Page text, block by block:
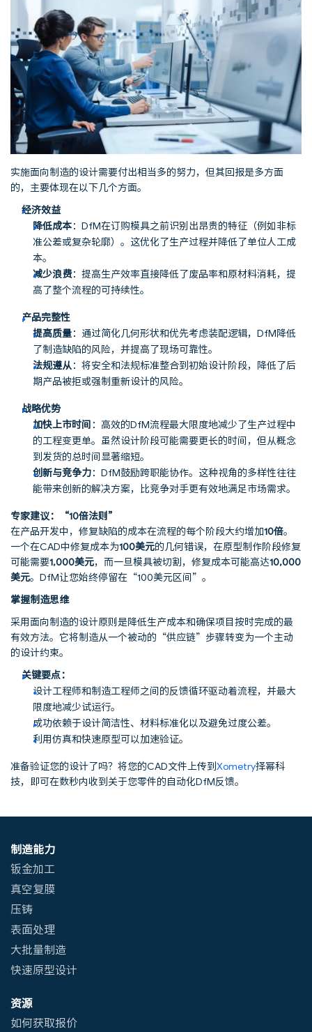
实施面向制造的设计需要付出相当多的努力，但其回报是多方面
的，主要体现在以下几个方面。
经济效益
降低成本：DfM在订购模具之前识别出昂贵的特征（例如非标
准公差或复杂轮廓）。这优化了生产过程并降低了单位人工成
本。
减少浪费：提高生产效率直接降低了废品率和原材料消耗，提
高了整个流程的可持续性。
产品完整性
提高质量：通过简化几何形状和优先考虑装配逻辑，DfM降低
了制造缺陷的风险，并提高了现场可靠性。
法规遵从：将安全和法规标准整合到初始设计阶段，降低了后
期产品被拒或强制重新设计的风险。
战略优势
加快上市时间 ：高效的DfM流程最大限度地减少了生产过程中
的工程变更单。虽然设计阶段可能需要更长的时间，但从概念
到发货的总时间显著缩短。
创新与竞争力：DfM鼓励跨职能协作。这种视角的多样性往往
能带来创新的解决方案，比竞争对手更有效地满足市场需求。
专家建议：“10倍法则”
在产品开发中，修复缺陷的成本在流程的每个阶段大约增加10倍。
一个在CAD中修复成本为100美元的几何错误，在原型制作阶段修复
可能需要1,000美元，而一旦模具被切割，修复成本可能高达10,000
美元。DfM让您始终停留在“100美元区间”。
掌握制造思维
采用面向制造的设计原则是降低生产成本和确保项目按时完成的最
有效方法。它将制造从一个被动的“供应链”步骤转变为一个主动
的设计约束。
关键要点：
设计工程师和制造工程师之间的反馈循环驱动着流程，并最大
限度地减少试运行。
成功依赖于设计简洁性、材料标准化以及避免过度公差。
利用仿真和快速原型可以加速验证。
准备验证您的设计了吗？将您的CAD文件上传到Xometry择幂科
技，即可在数秒内收到关于您零件的自动化DfM反馈。
制造能力
钣金加工
真空复膜
压铸
表面处理
大批量制造
快速原型设计
资源
如何获取报价